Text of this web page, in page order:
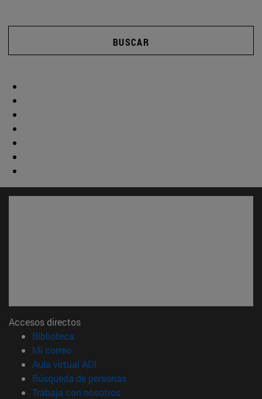
BUSCAR
Accesos directos
Biblioteca
Mi correo(abre en nueva ventana)
Aula virtual ADI
Búsqueda de personas(abre en nueva ventana)
Trabaja con nosotros(abre en nueva ventana)